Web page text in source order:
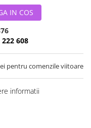
IN COS
222 608
pentru comenzile viitoare
informatii